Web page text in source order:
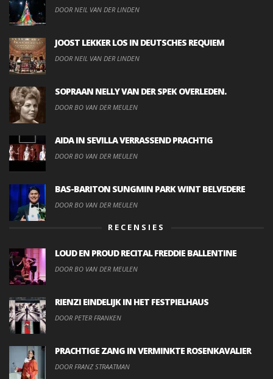
DOOR NEIL VAN DER LINDEN
JOOST LEKKER LOS IN DEUTSCHES REQUIEM
DOOR NEIL VAN DER LINDEN
SOPRAAN NELLY VAN DER SPEK OVERLEDEN.
DOOR BO VAN DER MEULEN
AIDA IN SEVILLA VERRASSEND PRACHTIG
DOOR BO VAN DER MEULEN
BAS-BARITON SUNGMIN PARK WINT BELVEDERE
DOOR BO VAN DER MEULEN
RECENSIES
LOUD EN PROUD RECITAL FREDDIE BALLENTINE
DOOR BO VAN DER MEULEN
RIENZI EINDELIJK IN HET FESTPIELHAUS
DOOR PETER FRANKEN
PRACHTIGE ZANG IN VERMINKTE ROSENKAVALIER
DOOR FRANZ STRAATMAN